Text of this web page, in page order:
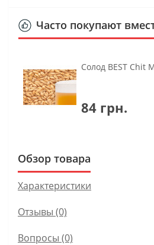
Часто покупают
Солод BEST Chit
84 грн.
Обзор товара
Характеристики
Отзывы (0)
Вопросы (0)